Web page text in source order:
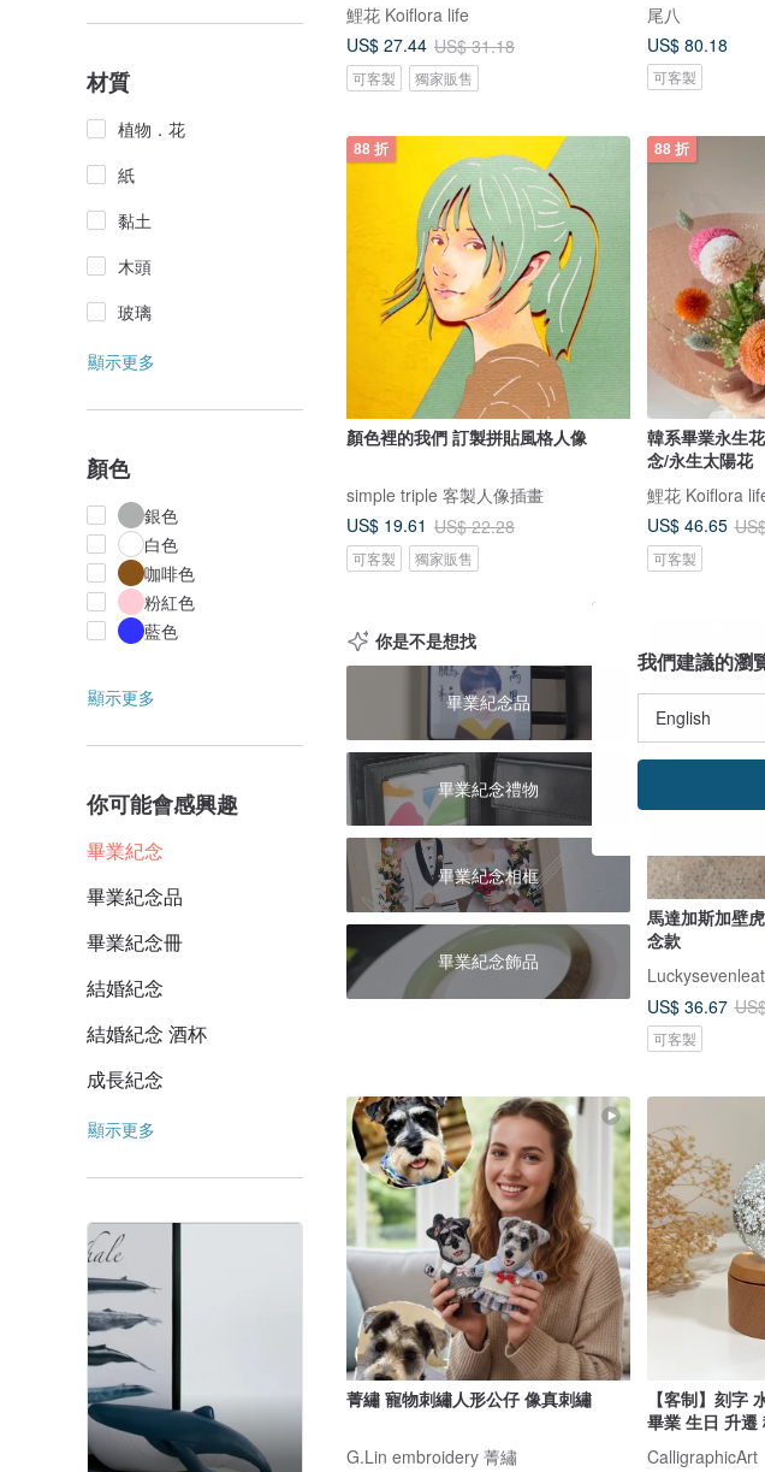
材質
植物．花
紙
黏土
木頭
玻璃
顯示更多
顏色
銀色
白色
咖啡色
粉紅色
藍色
顯示更多
你可能會感興趣
畢業紀念
畢業紀念品
畢業紀念冊
結婚紀念
結婚紀念 酒杯
成長紀念
顯示更多
鯉花 Koiflora life
US$ 27.44 US$ 31.18
可客製 獨家販售
尾八
US$ 80.18
可客製
88 折
顏色裡的我們 訂製拼貼風格人像
simple triple 客製人像插畫
US$ 19.61 US$ 22.28
可客製 獨家販售
88 折
韓系畢業永生
念/永生太陽花
鯉花 Koiflora
US$ 46.65
可客製
你是不是想找
畢業紀念品
畢業紀念禮物
畢業紀念相框
畢業紀念飾品
馬達加斯加壁
念款
US$ 36.67
可客製
菁繡 寵物刺繡人形公仔 像真刺繡
G.Lin embroidery 菁繡
【客制】刻字
畢業 生日 升遷
CalligraphicArt
我們建議的瀏